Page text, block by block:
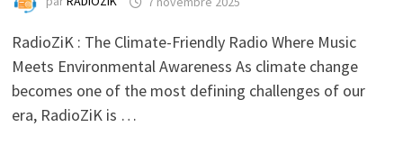
RadioZiK : The Climate-Friendly Radio Where Music
Meets Environmental Awareness As climate change
becomes one of the most defining challenges of our
era, RadioZiK is …